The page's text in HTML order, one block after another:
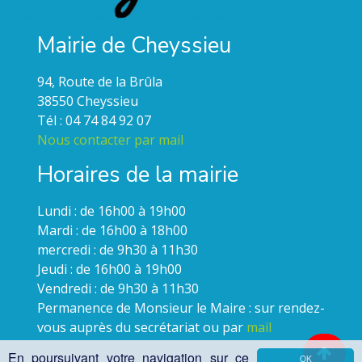
OK
En poursuivant votre navigation sur ce
Mairie de Cheyssieu
94, Route de la Brûla
38550 Cheyssieu
Tél : 04 74 84 92 07
Nous contacter par mail
Horaires de la mairie
Lundi : de 16h00 à 19h00
Mardi : de 16h00 à 18h00
mercredi : de 9h30 à 11h30
Jeudi : de 16h00 à 19h00
Vendredi : de 9h30 à 11h30
Permanence de Monsieur le Maire : sur rendez-
vous auprès du secrétariat ou par mail